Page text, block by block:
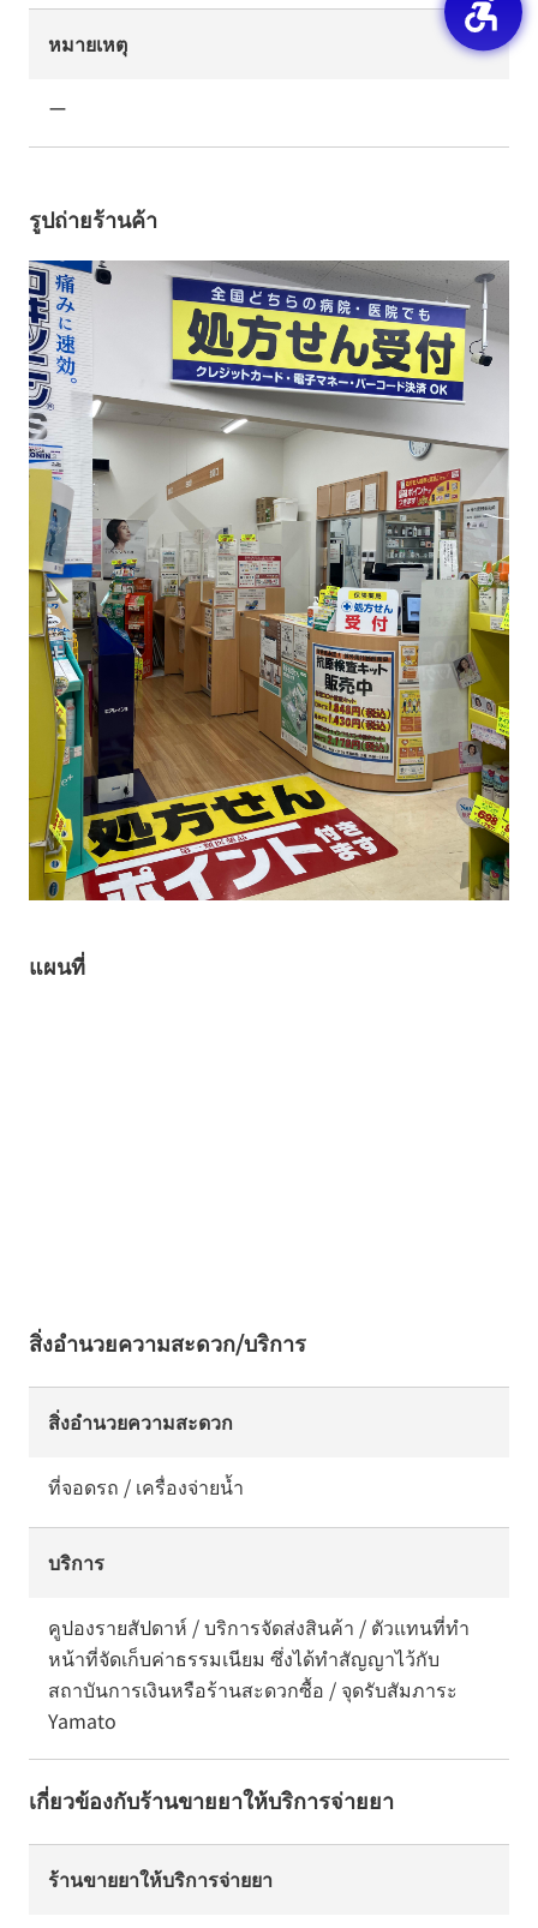
หมายเหตุ
ー
รูปถ่ายร้านค้า
แผนที่
สิ่งอำนวยความสะดวก/บริการ
สิ่งอำนวยความสะดวก
ที่จอดรถ / เครื่องจ่ายน้ำ
บริการ
คูปองรายสัปดาห์ / บริการจัดส่งสินค้า / ตัวแทนที่ทำ
หน้าที่จัดเก็บค่าธรรมเนียม ซึ่งได้ทำสัญญาไว้กับ
สถาบันการเงินหรือร้านสะดวกซื้อ / จุดรับสัมภาระ
Yamato
เกี่ยวข้องกับร้านขายยาให้บริการจ่ายยา
ร้านขายยาให้บริการจ่ายยา